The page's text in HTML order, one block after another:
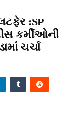
:SP
કર્મીઓની
ચર્ચા